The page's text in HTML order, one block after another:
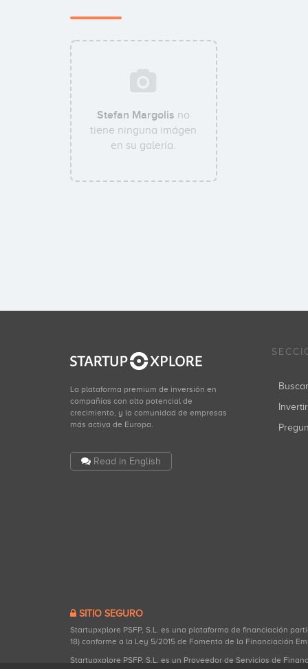
Stefan Margolis no
tiene ninguna imágen
en su galería.
La plataforma premium de inversión en
compañías con alto potencial de
crecimiento, y la comunidad de empresas
más activa de Europa.
Read in English
SITIO SEGURO
Startupxplore PSFP, S.L. es una plataforma de financiación
18) conforme a la Ley 5/2015 de Fomento de la Financiación
Startupxplore PSFP, S.L. es un Proveedor de Servicios de